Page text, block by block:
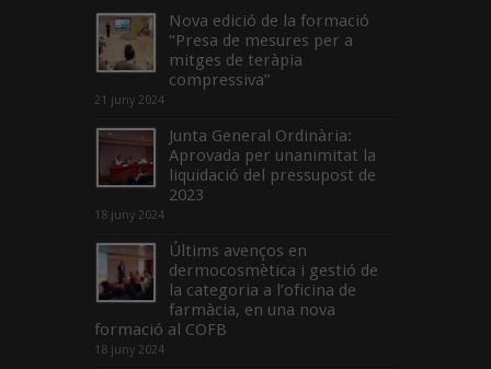
Nova edició de la formació
“Presa de mesures per a
mitges de teràpia
compressiva”
21 juny 2024
Junta General Ordinària:
Aprovada per unanimitat la
liquidació del pressupost de
2023
18 juny 2024
Últims avenços en
dermocosmètica i gestió de
la categoria a l’oficina de
farmàcia, en una nova
formació al COFB
18 juny 2024